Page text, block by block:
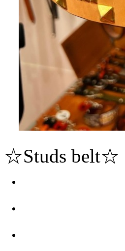
☆Studs belt☆
・
・
・